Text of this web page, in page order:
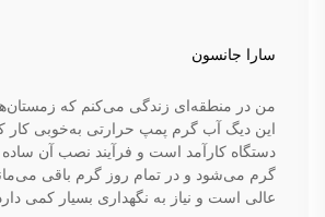
سارا جانسون
من در منطقه‌ای زندگی می‌کنم که
این دیگ آب گرم پمپ حرارتی به‌خوبی کار
دستگاه کارآمد است و فرآیند نصب آن
گرم می‌شود و در تمام روز گرم باقی
عالی است و نیاز به نگهداری بسیار کمی